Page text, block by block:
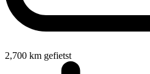
2,700 km gefietst